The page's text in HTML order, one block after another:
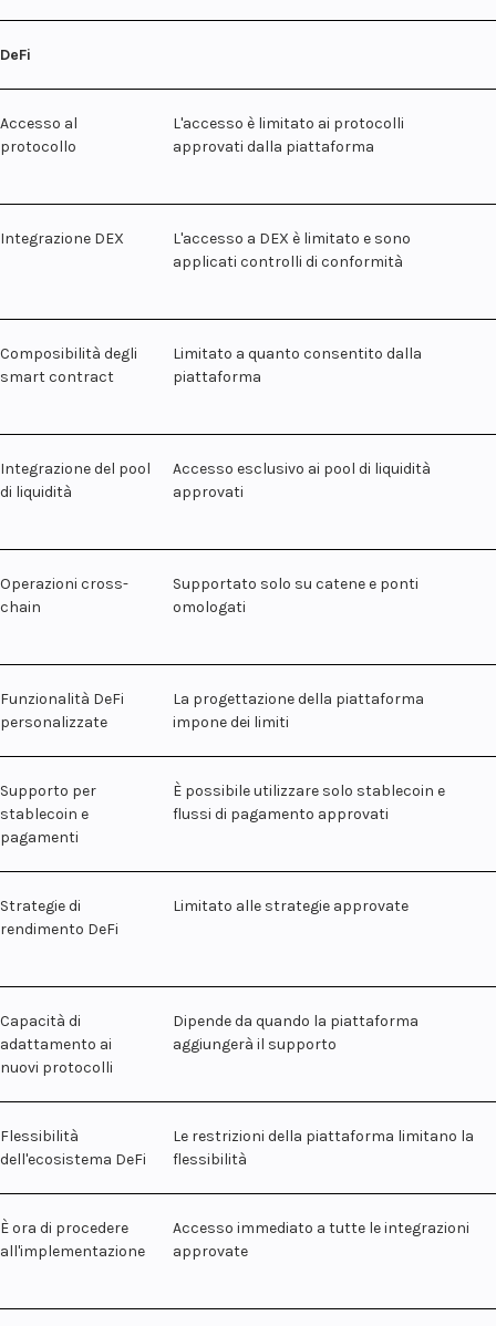
DeFi
Accesso al
protocollo
L'accesso è limitato ai protocolli
approvati dalla piattaforma
Integrazione DEX
L'accesso a DEX è limitato e sono
applicati controlli di conformità
Composibilità degli
smart contract
Limitato a quanto consentito dalla
piattaforma
Integrazione del pool
di liquidità
Accesso esclusivo ai pool di liquidità
approvati
Operazioni cross-
chain
Supportato solo su catene e ponti
omologati
Funzionalità DeFi
personalizzate
La progettazione della piattaforma
impone dei limiti
Supporto per
stablecoin e
pagamenti
È possibile utilizzare solo stablecoin e
flussi di pagamento approvati
Strategie di
rendimento DeFi
Limitato alle strategie approvate
Capacità di
adattamento ai
nuovi protocolli
Dipende da quando la piattaforma
aggiungerà il supporto
Flessibilità
dell'ecosistema DeFi
Le restrizioni della piattaforma limitano la
flessibilità
È ora di procedere
all'implementazione
Accesso immediato a tutte le integrazioni
approvate